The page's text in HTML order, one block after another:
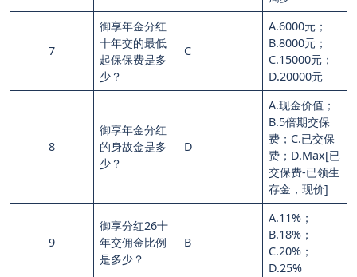
7
御享年金分红
十年交的最低
起保保费是多
少？
C
A.6000元；
B.8000元；
C.15000元；
D.20000元
8
御享年金分红
的身故金是多
少？
D
A.现金价值；
B.5倍期交保
费；C.已交保
费；D.Max[已
交保费-已领生
存金，现价]
9
御享分红26十
年交佣金比例
是多少？
B
A.11%；
B.18%；
C.20%；
D.25%